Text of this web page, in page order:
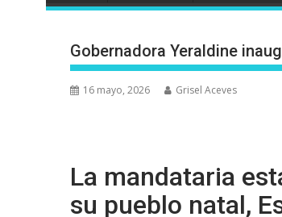
Gobernadora Yeraldine
16 mayo, 2026 Grisel Aceves
La mandataria
su pueblo natal,